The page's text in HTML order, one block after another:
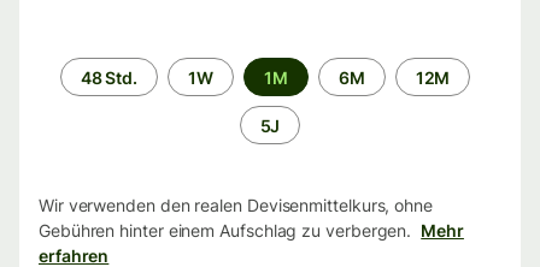
Zeitraum
48 Std. 1W 1M 6M 12M
5J
Wir verwenden den realen Devisenmittelkurs, ohne
Gebühren hinter einem Aufschlag zu verbergen. Mehr
erfahren